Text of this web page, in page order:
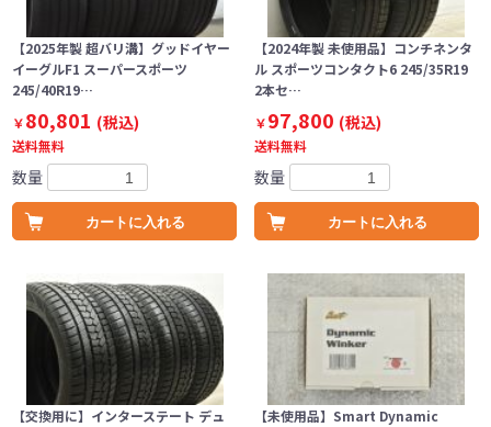
【2025年製 超バリ溝】グッドイヤー
イーグルF1 スーパースポーツ
245/40R19…
￥80,801 (税込)
送料無料
数量
カートに入れる
【2024年製 未使用品】コンチネンタ
ル スポーツコンタクト6 245/35R19
2本セ…
￥97,800 (税込)
送料無料
数量
カートに入れる
【交換用に】インターステート デュ
【未使用品】Smart Dynamic